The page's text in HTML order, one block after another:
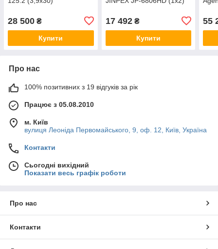
28 500 ₴
Купити
17 492₴
Купити
55
Про нас
100% позитивних з 19 відгуків за рік
Працює з 05.08.2010
м. Київ
вулиця Леоніда Первомайського, 9, оф. 12, Київ, Україна
Контакти
Сьогодні вихідний
Показати весь графік роботи
Про нас
Контакти